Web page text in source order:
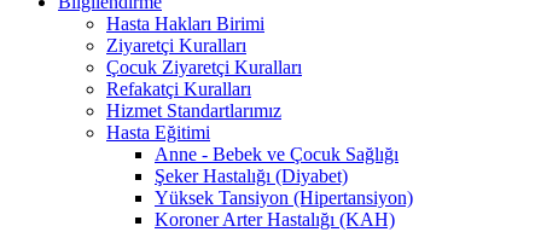
Hasta Hakları Birimi
Ziyaretçi Kuralları
Çocuk Ziyaretçi Kuralları
Refakatçi Kuralları
Hizmet Standartlarımız
Hasta Eğitimi
Anne - Bebek ve Çocuk Sağlığı
Şeker Hastalığı (Diyabet)
Yüksek Tansiyon (Hipertansiyon)
Koroner Arter Hastalığı (KAH)